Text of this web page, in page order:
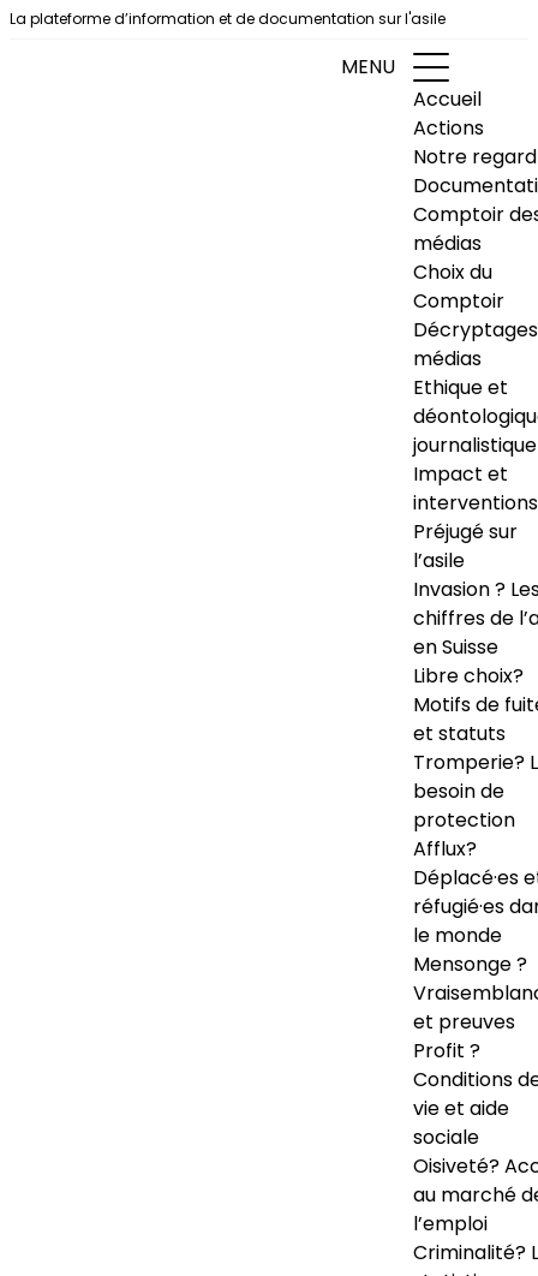
Aller au contenu
La plateforme d’information et de documentation sur l'asile
MENU
Accueil
Actions
Notre regard
Comptoir
médias
Choix du
Comptoir
Décryptages
médias
Ethique et
journalistique
Impact et
interventions
Préjugé sur
l’asile
Invasion ?
chiffres de
en Suisse
Libre choix?
Motifs de
et statuts
Tromperie?
besoin de
protection
Afflux?
Déplacé·es
réfugié·es
le monde
Mensonge ?
et preuves
Profit ?
Conditions
vie et aide
sociale
Oisiveté?
au marché
l’emploi
Criminalité?